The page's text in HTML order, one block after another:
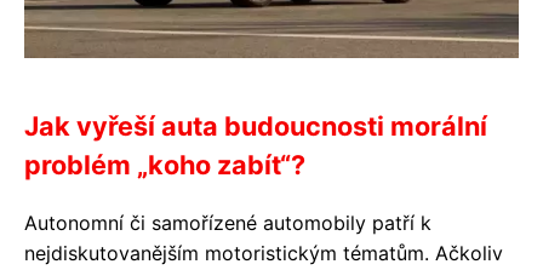
Jak vyřeší auta budoucnosti morální
problém „koho zabít“?
Autonomní či samořízené automobily patří k
nejdiskutovanějším motoristickým tématům. Ačkoliv